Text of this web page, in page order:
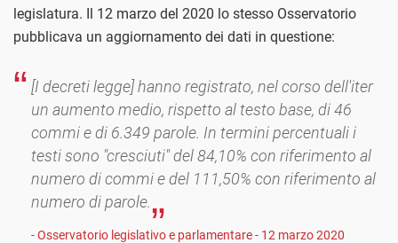
legislatura. Il 12 marzo del 2020 lo stesso Osservatorio
pubblicava un aggiornamento dei dati in questione:
[I decreti legge] hanno registrato, nel corso dell'iter
un aumento medio, rispetto al testo base, di 46
commi e di 6.349 parole. In termini percentuali i
testi sono "cresciuti" del 84,10% con riferimento al
numero di commi e del 111,50% con riferimento al
numero di parole.
- Osservatorio legislativo e parlamentare - 12 marzo 2020